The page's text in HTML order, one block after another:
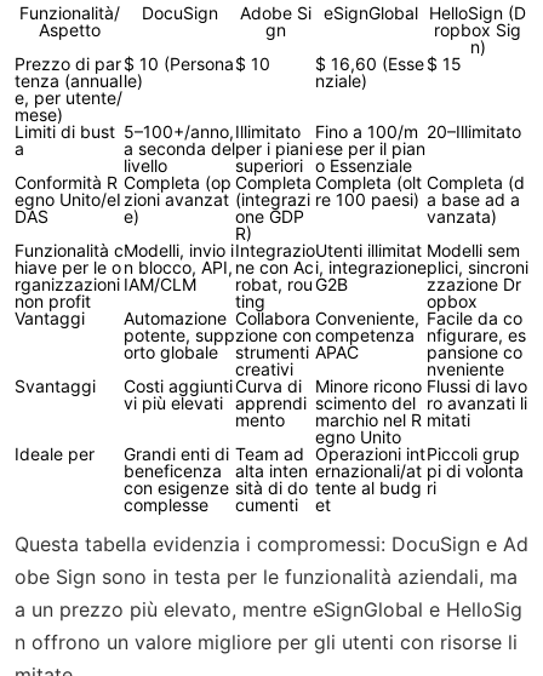
Funzionalità/
Aspetto
DocuSign
Adobe Si
gn
eSignGlobal HelloSign (D
ropbox Sig
n)
Prezzo di par
tenza (annual
e, per utente/
mese)
$ 10 (Persona
le)
$ 10
$ 16,60 (Esse
nziale)
$ 15
Limiti di bust
a
5–100+/anno,
a seconda del
livello
Illimitato
per i piani
superiori
Fino a 100/m
ese per il pian
o Essenziale
20–Illimitato
Conformità R
egno Unito/eI
DAS
Completa (op
zioni avanzat
e)
Completa
(integrazi
one GDP
R)
Completa (olt
re 100 paesi)
Completa (d
a base ad a
vanzata)
Funzionalità c
hiave per le o
rganizzazioni
non profit
Modelli, invio i
n blocco, API,
IAM/CLM
Integrazio
ne con Ac
robat, rou
ting
Utenti illimitat
i, integrazione
G2B
Modelli sem
plici, sincroni
zzazione Dr
opbox
Vantaggi
Automazione
potente, supp
orto globale
Collabora
zione con
strumenti
creativi
Conveniente,
competenza
APAC
Facile da co
nfigurare, es
pansione co
nveniente
Svantaggi
Costi aggiunti
vi più elevati
Curva di
apprendi
mento
Minore ricono
scimento del
marchio nel R
egno Unito
Flussi di lavo
ro avanzati li
mitati
Ideale per
Grandi enti di
beneficenza
con esigenze
complesse
Team ad
alta inten
sità di do
cumenti
Operazioni int
ernazionali/at
tente al budg
et
Piccoli grup
pi di volonta
ri
Questa tabella evidenzia i compromessi: DocuSign e Ad
obe Sign sono in testa per le funzionalità aziendali, ma
a un prezzo più elevato, mentre eSignGlobal e HelloSig
n offrono un valore migliore per gli utenti con risorse li